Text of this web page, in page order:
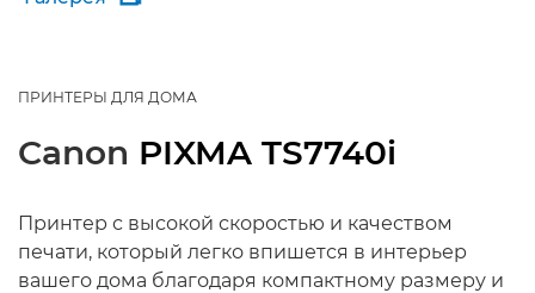
ПРИНТЕРЫ ДЛЯ ДОМА
Canon PIXMA TS7740i
Принтер с высокой скоростью и качеством
печати, который легко впишется в интерьер
вашего дома благодаря компактному размеру и